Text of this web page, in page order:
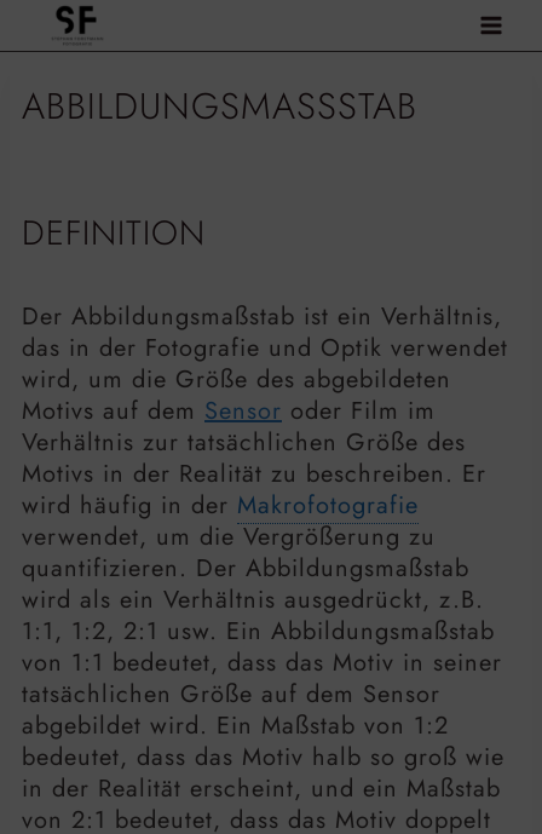
Inhalt
ABBILDUNGSMASSSTAB
DEFINITION
Der Abbildungsmaßstab ist ein Verhältnis,
das in der Fotografie und Optik verwendet
wird, um die Größe des abgebildeten
Motivs auf dem Sensor oder Film im
Verhältnis zur tatsächlichen Größe des
Motivs in der Realität zu beschreiben. Er
wird häufig in der Makrofotografie
verwendet, um die Vergrößerung zu
quantifizieren. Der Abbildungsmaßstab
wird als ein Verhältnis ausgedrückt, z.B.
1:1, 1:2, 2:1 usw. Ein Abbildungsmaßstab
von 1:1 bedeutet, dass das Motiv in seiner
tatsächlichen Größe auf dem Sensor
abgebildet wird. Ein Maßstab von 1:2
bedeutet, dass das Motiv halb so groß wie
in der Realität erscheint, und ein Maßstab
von 2:1 bedeutet, dass das Motiv doppelt